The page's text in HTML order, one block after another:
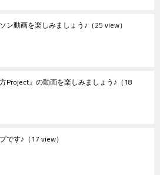
ン動画を楽しみましょう♪ （25 view）
Project』の動画を楽しみましょう♪ （18
です♪ （17 view）